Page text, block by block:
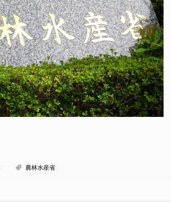
農林水産省